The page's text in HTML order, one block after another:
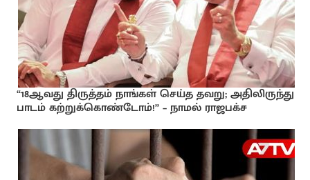
“18ஆவது திருத்தம் நாங்கள் செய்த தவறு; அதிலிருந்து
பாடம் கற்றுக்கொண்டோம்!” – நாமல் ராஜபக்ச